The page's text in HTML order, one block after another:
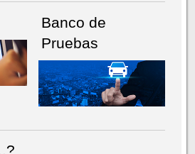
Banco de
Pruebas